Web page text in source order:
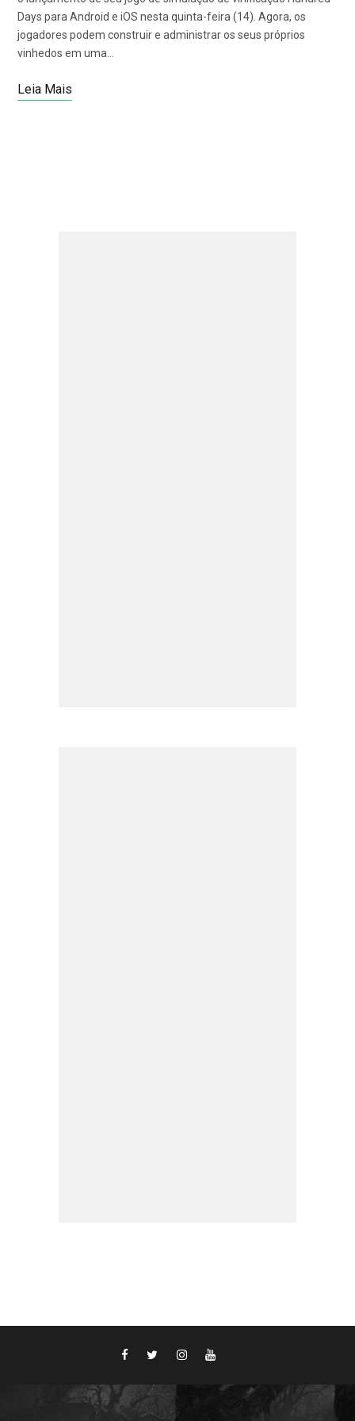
Days para Android e iOS nesta quinta-feira (14). Agora, os
jogadores podem construir e administrar os seus próprios
vinhedos em uma…
Leia Mais